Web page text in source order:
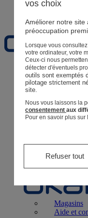
Naissance0 - 12
Magasins
Retour
Bébé Fille3 mois - 5
Magasins
Aide et
vos choix
Améliorer notre site
préoccupation
Lorsque vous
votre ordinateur, votre
Ceux-ci nous
détecter d'éventuels
outils sont exemptés
pilotage strictement
site.
Nous vous laissons la
consentementaux
Pour en savoir plus
Refuser tout